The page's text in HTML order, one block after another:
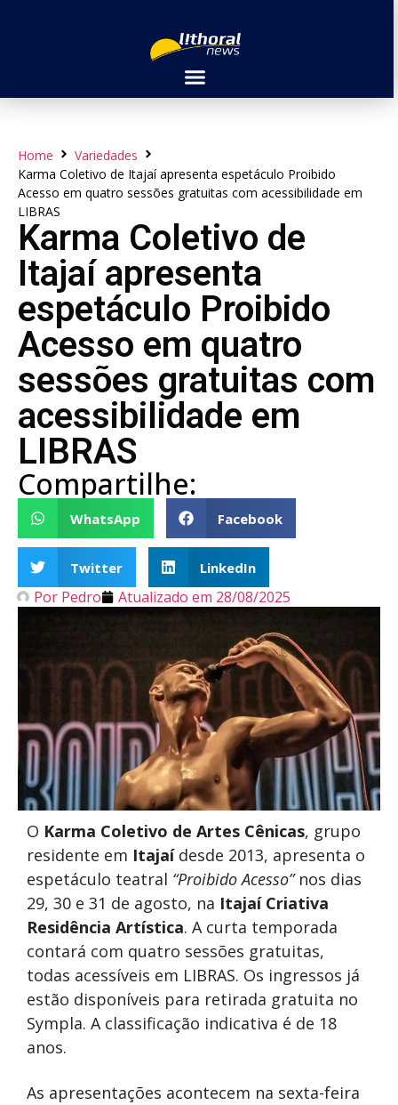
Home
Variedades
Karma Coletivo de Itajaí apresenta espetáculo Proibido
Acesso em quatro sessões gratuitas com acessibilidade em
LIBRAS
Karma Coletivo de
Itajaí apresenta
espetáculo Proibido
Acesso em quatro
sessões gratuitas com
acessibilidade em
LIBRAS
Compartilhe:
WhatsApp Facebook
Twitter LinkedIn
Por Pedro Atualizado em 28/08/2025
O Karma Coletivo de Artes Cênicas, grupo
residente em Itajaídesde 2013, apresenta o
espetáculo teatral “Proibido Acesso”nos dias
29, 30 e 31 de agosto, na Itajaí Criativa
Residência Artística. A curta temporada
contará com quatro sessões gratuitas,
todas acessíveis em LIBRAS. Os ingressos já
estão disponíveis para retirada gratuita no
Sympla. A classificação indicativa é de 18
anos.
As apresentações acontecem na sexta-feira